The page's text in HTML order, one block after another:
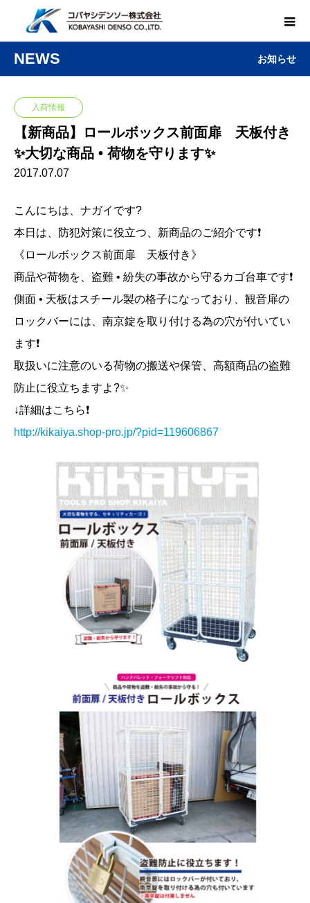
NEWS お知らせ
入荷情報
【新商品】ロールボックス前面扉 天板付き
✨大切な商品 • 荷物を守ります✨
2017.07.07
こんにちは、ナガイです?
本日は、防犯対策に役立つ、新商品のご紹介です❗️
《ロールボックス前面扉 天板付き》
商品や荷物を、盗難 • 紛失の事故から守るカゴ台車です❗️
側面 • 天板はスチール製の格子になっており、観音扉の
ロックバーには、南京錠を取り付ける為の穴が付いてい
ます❗️
取扱いに注意のいる荷物の搬送や保管、高額商品の盗難
防止に役立ちますよ?✨
↓詳細はこちら❗️
http://kikaiya.shop-pro.jp/?pid=119606867